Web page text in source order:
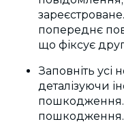
попереднє
що фіксує
Заповніть усі
деталізуючи
пошкодження.
пошкодження.